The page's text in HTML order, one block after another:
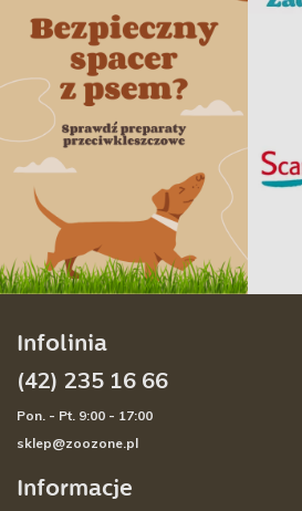
Informacje
Infolinia
(42) 235 16 66
Pon. - Pt. 9:00 - 17:00
sklep@zoozone.pl